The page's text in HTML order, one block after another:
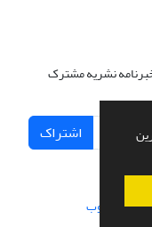
نشریه مشترک
اشتراک
از سیناوب